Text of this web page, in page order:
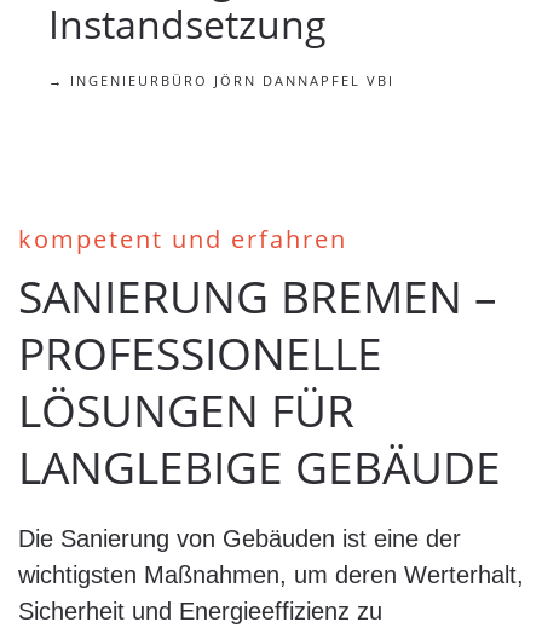
Instandsetzung
→ INGENIEURBÜRO JÖRN DANNAPFEL VBI
kompetent und erfahren
SANIERUNG BREMEN –
PROFESSIONELLE
LÖSUNGEN FÜR
LANGLEBIGE GEBÄUDE
Die Sanierung von Gebäuden ist eine der
wichtigsten Maßnahmen, um deren Werterhalt,
Sicherheit und Energieeffizienz zu